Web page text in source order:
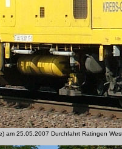
am 25.05.2007 Durchfahrt Ratingen